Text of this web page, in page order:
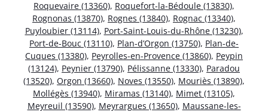
Roquevaire (13360), Roquefort-la-Bédoule (13830),
Rognonas (13870), Rognes (13840), Rognac (13340),
Puyloubier (13114), Port-Saint-Louis-du-Rhône (13230),
Port-de-Bouc (13110), Plan-d’Orgon (13750), Plan-de-
Cuques (13380), Peyrolles-en-Provence (13860), Peypin
(13124), Peynier (13790), Pélissanne (13330), Paradou
(13520), Orgon (13660), Noves (13550), Mouriès (13890),
Mollégès (13940), Miramas (13140), Mimet (13105),
Meyreuil (13590), Meyrargues (13650), Maussane-les-